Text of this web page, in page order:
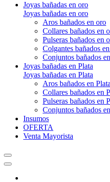
Joyas bañadas en oro
Joyas bañadas en oro
Aros bañados en oro
Collares bañados en
Pulseras bañados en
Colgantes bañados
Conjuntos bañados
Joyas bañadas en Plata
Joyas bañadas en Plata
Aros bañados en Plata
Collares bañados en
Pulseras bañados en
Conjuntos bañados
Insumos
OFERTA
Venta Mayorista